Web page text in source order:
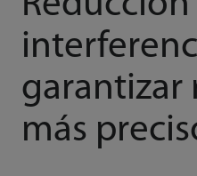
garantizar
más